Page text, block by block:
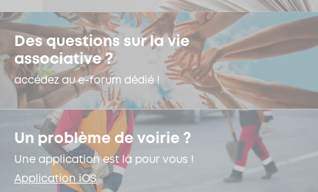
Des questions sur la vie
associative ?
accédez au e-forum dédié !
Un problème de voirie ?
Une application est là pour vous !
Application iOS